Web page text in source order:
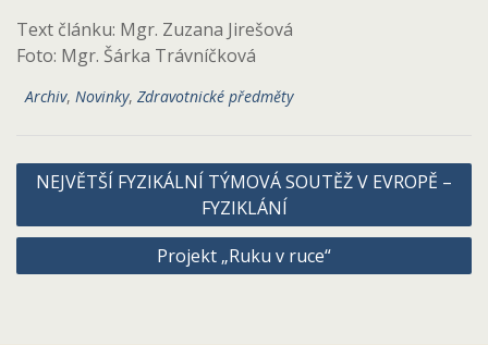
Text článku: Mgr. Zuzana Jirešová
Foto: Mgr. Šárka Trávníčková
Archiv, Novinky, Zdravotnické předměty
Navigace
příspěvek
NEJVĚTŠÍ FYZIKÁLNÍ TÝMOVÁ SOUTĚŽ V EVROPĚ –
FYZIKLÁNÍ
Projekt „Ruku v ruce“